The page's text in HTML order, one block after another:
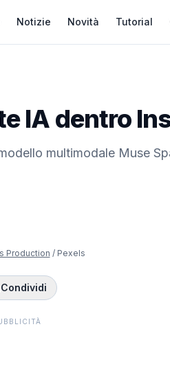
Notizie Novità Tutorial
IA dentro
multimodale Muse
Production / Pexels
Condividi